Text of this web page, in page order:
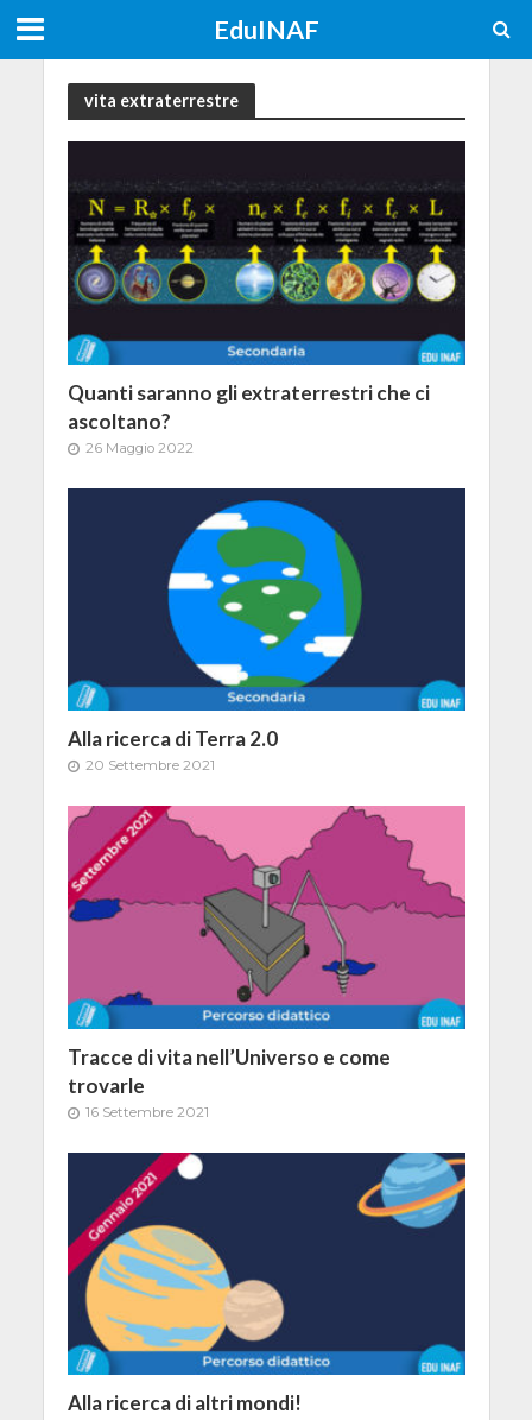
EduINAF
vita extraterrestre
Quanti saranno gli extraterrestri che ci
ascoltano?
26 Maggio 2022
Alla ricerca di Terra 2.0
20 Settembre 2021
Tracce di vita nell’Universo e come
trovarle
16 Settembre 2021
Alla ricerca di altri mondi!